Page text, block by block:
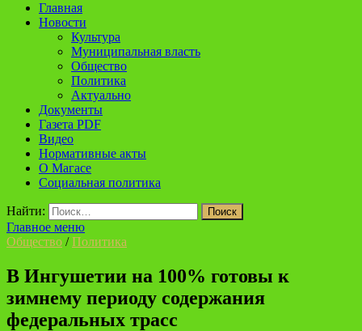
Главная
Новости
Культура
Муниципальная власть
Общество
Политика
Актуально
Документы
Газета PDF
Видео
Нормативные акты
О Магасе
Социальная политика
Найти:
Главное меню
Общество /Политика
В Ингушетии на 100% готовы к
зимнему периоду содержания
федеральных трасс